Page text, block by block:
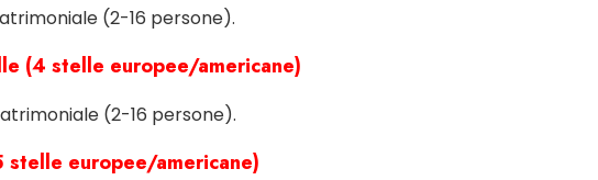
(2-16 persone).
(4 stelle europee/americane)
(2-16 persone).
europee/americane)